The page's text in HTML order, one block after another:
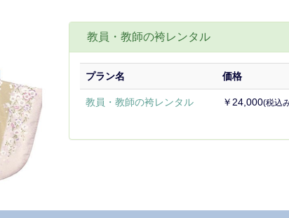
教員・教師の袴レンタル
プラン名 価格
教員・教師の袴レンタル ￥24,000(税込